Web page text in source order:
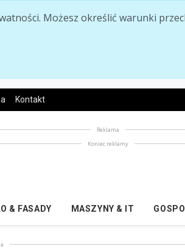
Możesz określić warunki
Kontakt
Reklama
Koniec reklamy
& FASADY MASZYNY & IT